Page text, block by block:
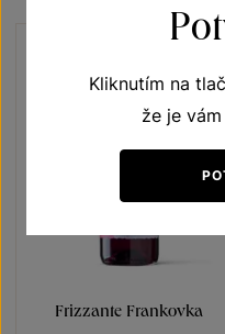
Frizzante Frankovka
Kliknutím na
že je